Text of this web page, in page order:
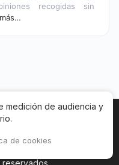
recogidas sin
Categorías
medición de audiencia y
de cookies